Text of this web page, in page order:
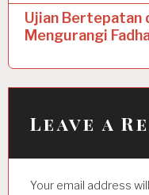
n
v
a
Ujian Bertepatan
Mengurangi
Leave a
Your email address